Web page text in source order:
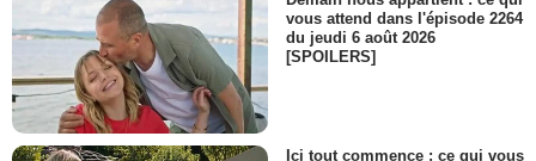
vous attend dans l'épisode 2264
du jeudi 6 août 2026
[SPOILERS]
Ici tout commence : ce qui vous